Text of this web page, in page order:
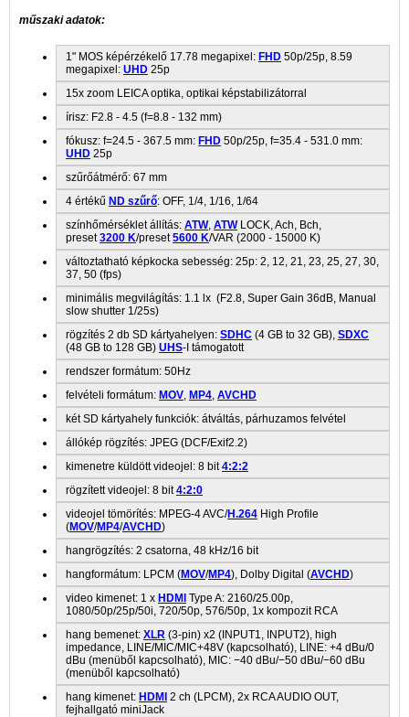
műszaki adatok:
1" MOS képérzékelő 17.78 megapixel: FHD 50p/25p, 8.59
megapixel: UHD 25p
15x zoom LEICA optika, optikai képstabilizátorral
írisz: F2.8 - 4.5 (f=8.8 - 132 mm)
fókusz: f=24.5 - 367.5 mm: FHD 50p/25p, f=35.4 - 531.0 mm:
UHD 25p
szűrőátmérő: 67 mm
4 értékű ND szűrő: OFF, 1/4, 1/16, 1/64
színhőmérséklet állítás: ATW, ATWLOCK, Ach, Bch,
preset3200 K/preset5600 K/VAR (2000 - 15000 K)
változtatható képkocka sebesség: 25p: 2, 12, 21, 23, 25, 27, 30,
37, 50 (fps)
minimális megvilágítás: 1.1 lx (F2.8, Super Gain 36dB, Manual
slow shutter 1/25s)
rögzítés 2 db SD kártyahelyen: SDHC (4 GB to 32 GB), SDXC
(48 GB to 128 GB) UHS-I támogatott
rendszer formátum: 50Hz
felvételi formátum: MOV MP4 AVCHD
két SD kártyahely funkciók: átváltás, párhuzamos felvétel
állókép rögzítés: JPEG (DCF/Exif2.2)
kimenetre küldött videojel: 8 bit4:2:2
rögzített videojel: 8 bit4:2:0
videojel tömörítés: MPEG-4 AVC/H.264 High Profile
(MOV/MP4/AVCHD)
hangrögzítés: 2 csatorna, 48 kHz/16 bit
hangformátum: LPCM (MOV/MP4), Dolby Digital (AVCHD)
video kimenet: 1 x HDMI Type A: 2160/25.00p,
1080/50p/25p/50i, 720/50p, 576/50p, 1x kompozit RCA
hang bemenet: XLR (3-pin) x2 (INPUT1, INPUT2), high
impedance, LINE/MIC/MIC+48V (kapcsolható), LINE: +4 dBu/0
dBu (menüből kapcsolható), MIC: −40 dBu/−50 dBu/−60 dBu
(menüből kapcsolható)
hang kimenet: HDMI 2 ch (LPCM), 2x RCA AUDIO OUT,
fejhallgató miniJack